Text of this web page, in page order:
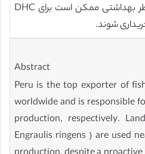
که ببینند صید آن ها که از نظر بهداشتی ممکن است برای DHC
Abstract
Peru is the top exporter of
worldwide and is responsible
production, respectively.
Engraulis ringens ) are used